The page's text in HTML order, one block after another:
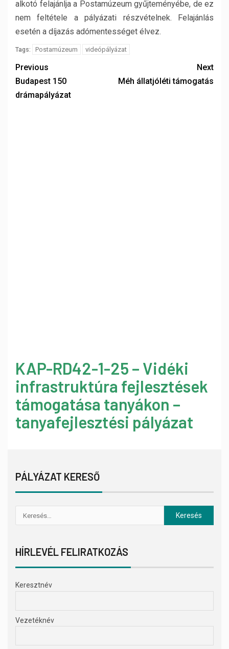
alkotó felajánlja a Postamúzeum gyűjteményébe, de ez
nem feltétele a pályázati részvételnek. Felajánlás
esetén a díjazás adómentességet élvez.
Tags: Postamúzeum videópályázat
Previous
Budapest 150
drámapályázat
Next
Méh állatjóléti támogatás
KAP-RD42-1-25 – Vidéki
infrastruktúra fejlesztések
támogatása tanyákon –
tanyafejlesztési pályázat
PÁLYÁZAT KERESŐ
HÍRLEVÉL FELIRATKOZÁS
Keresztnév
Vezetéknév